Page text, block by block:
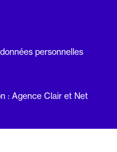
personnelles
: Agence Clair et Net